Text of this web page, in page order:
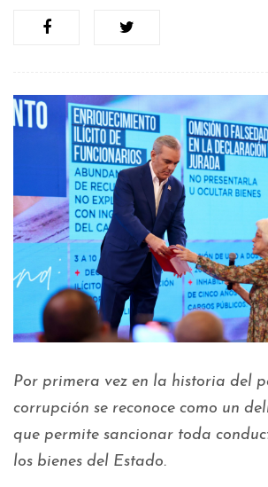
Por primera vez en la historia del
corrupción se reconoce como un
que permite sancionar toda
los bienes del Estado.